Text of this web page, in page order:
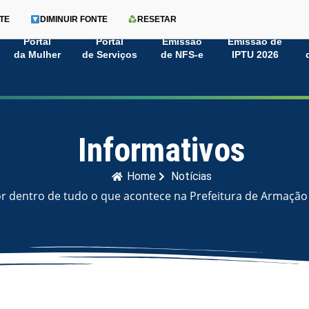
Portal
da Mulher
Portal
de Serviços
Emissão
de NFS-e
Emissão de
IPTU 2026
DIMINUIR FONTE RESETAR
Informativos
Home Notícias
dentro de tudo o que acontece na Prefeitura de